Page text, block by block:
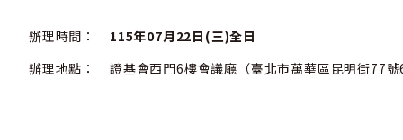
辦理時間：
115年07月22日(三)全日
辦理地點：
證基會西門6樓會議廳（臺北市萬華區昆明街77